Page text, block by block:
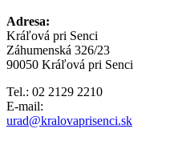
Adresa:
Kráľová pri Senci
Záhumenská 326/23
90050 Kráľová pri Senci
Tel.: 02 2129 2210
E-mail:
urad@kralovaprisenci.sk